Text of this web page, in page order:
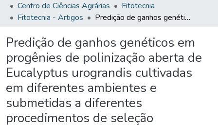
Centro de Ciências Agrárias
Fitotecnia
Fitotecnia - Artigos
Predição de ganhos genéticos em progênies de polinização aberta de Eucalyptus urograndis cultivadas em diferentes ambientes e submetidas a diferentes procedimentos de seleção
Predição de ganhos genéticos em
progênies de polinização aberta de
Eucalyptus urograndis cultivadas
em diferentes ambientes e
submetidas a diferentes
procedimentos de seleção